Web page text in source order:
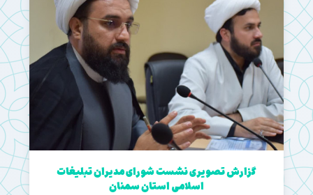
گزارش تصویری نشست شورای مدیران تبلیغات
اسلامی استان سمنان